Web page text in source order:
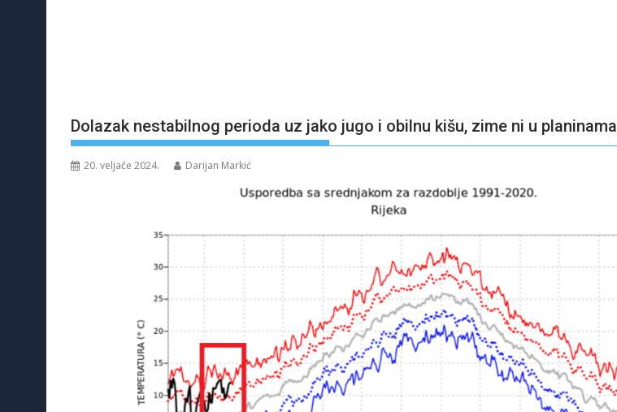
Dolazak nestabilnog perioda uz jako jugo i obilnu kišu, zime ni u planinama
20. veljače 2024. Darijan Markić